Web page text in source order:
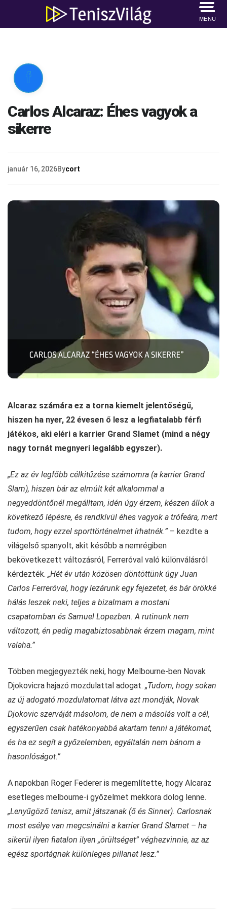
MENU

Carlos Alcaraz: Éhes vagyok a
sikerre
január 16, 2026Bycort
Alcaraz számára ez a torna kiemelt jelentőségű,
hiszen ha nyer, 22 évesen ő lesz a legfiatalabb férfi
játékos, aki eléri a karrier Grand Slamet (mind a négy
nagy tornát megnyeri legalább egyszer).
„Ez az év legfőbb célkitűzése számomra (a karrier Grand
Slam), hiszen bár az elmúlt két alkalommal a
negyeddöntőnél megálltam, idén úgy érzem, készen állok a
következő lépésre, és rendkívül éhes vagyok a trófeára, mert
tudom, hogy ezzel sporttörténelmet írhatnék.” – kezdte a
világelső spanyolt, akit később a nemrégiben
bekövetkezett változásról, Ferreróval való különválásról
kérdezték. „Hét év után közösen döntöttünk úgy Juan
Carlos Ferreróval, hogy lezárunk egy fejezetet, és bár örökké
hálás leszek neki, teljes a bizalmam a mostani
csapatomban és Samuel Lopezben. A rutinunk nem
változott, én pedig magabiztosabbnak érzem magam, mint
valaha.”
Többen megjegyezték neki, hogy Melbourne-ben Novak
Djokovicra hajazó mozdulattal adogat. „Tudom, hogy sokan
az új adogató mozdulatomat látva azt mondják, Novak
Djokovic szerváját másolom, de nem a másolás volt a cél,
egyszerűen csak hatékonyabbá akartam tenni a játékomat,
és ha ez segít a győzelemben, egyáltalán nem bánom a
hasonlóságot.”
A napokban Roger Federer is megemlítette, hogy Alcaraz
esetleges melbourne-i győzelmet mekkora dolog lenne.
„Lenyűgöző tenisz, amit játszanak (ő és Sinner). Carlosnak
most esélye van megcsinálni a karrier Grand Slamet – ha
sikerül ilyen fiatalon ilyen „örültséget” véghezvinnie, az az
egész sportágnak különleges pillanat lesz.”